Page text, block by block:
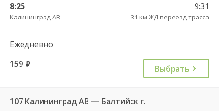
8:25
Калининград АВ
9:31
31 км ЖД переезд трасса
Ежедневно
159 руб. Выбрать
107 Калининград АВ — Балтийск г.